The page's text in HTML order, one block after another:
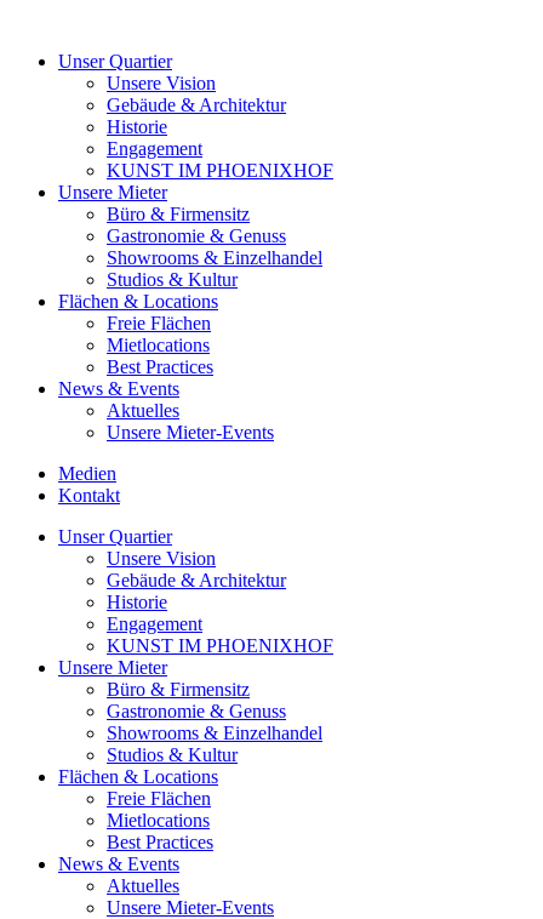
Unser Quartier
Unsere Vision
Gebäude & Architektur
Historie
Engagement
KUNST IM PHOENIXHOF
Unsere Mieter
Büro & Firmensitz
Gastronomie & Genuss
Showrooms & Einzelhandel
Studios & Kultur
Flächen & Locations
Freie Flächen
Mietlocations
Best Practices
News & Events
Aktuelles
Unsere Mieter-Events
Medien
Kontakt
Unser Quartier
Unsere Vision
Gebäude & Architektur
Historie
Engagement
KUNST IM PHOENIXHOF
Unsere Mieter
Büro & Firmensitz
Gastronomie & Genuss
Showrooms & Einzelhandel
Studios & Kultur
Flächen & Locations
Freie Flächen
Mietlocations
Best Practices
News & Events
Aktuelles
Unsere Mieter-Events